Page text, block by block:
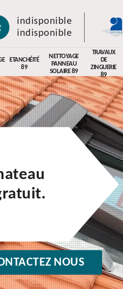
indisponible
indisponible
ETANCHÉITÉ
89
NETTOYAGE
PANNEAU
SOLAIRE 89
TRAVAUX
DE
ZINGUERIE
89
NOUS